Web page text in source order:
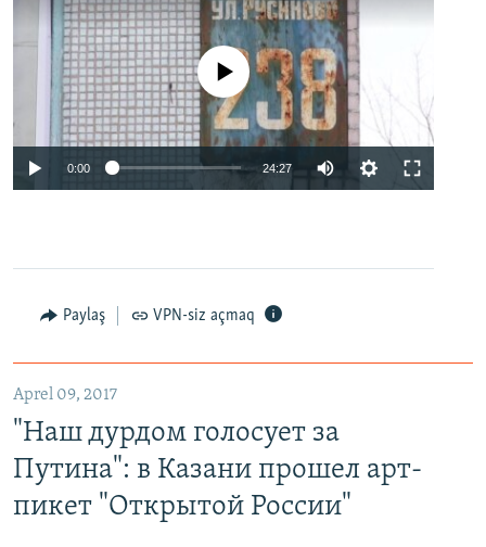
No media source currently available
0:00 24:27
Paylaş VPN-siz açmaq
Aprel 09, 2017
"Наш дурдом голосует за
Путина": в Казани прошел арт-
пикет "Открытой России"